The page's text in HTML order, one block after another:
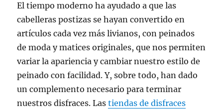
El tiempo moderno ha ayudado a que las
cabelleras postizas se hayan convertido en
artículos cada vez más livianos, con peinados
de moda y matices originales, que nos permiten
variar la apariencia y cambiar nuestro estilo de
peinado con facilidad. Y, sobre todo, han dado
un complemento necesario para terminar
nuestros disfraces. Lastiendas de disfraces